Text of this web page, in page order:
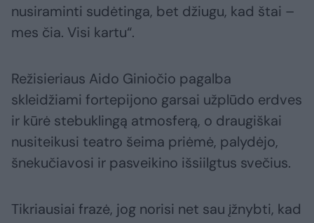
nusiraminti sudėtinga, bet džiugu, kad štai –
mes čia. Visi kartu“.
Režisieriaus Aido Giniočio pagalba
skleidžiami fortepijono garsai užplūdo erdves
ir kūrė stebuklingą atmosferą, o draugiškai
nusiteikusi teatro šeima priėmė, palydėjo,
šnekučiavosi ir pasveikino išsiilgtus svečius.
Tikriausiai frazė, jog norisi net sau įžnybti, kad